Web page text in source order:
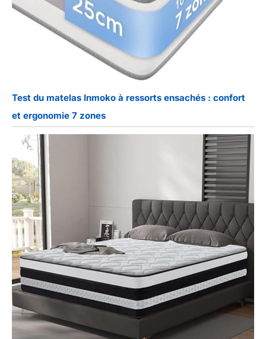
Test du matelas Inmoko à ressorts ensachés : confort
et ergonomie 7 zones